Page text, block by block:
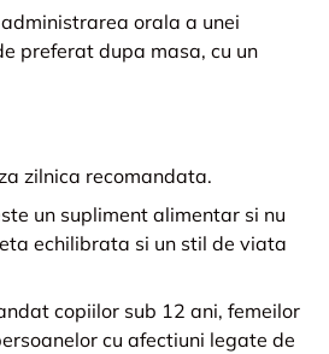
orala a unei
preferat dupa masa, cu un
zilnica recomandata.
un supliment alimentar si nu
echilibrata si un stil de viata
copiilor sub 12 ani, femeilor
cu afectiuni legate de